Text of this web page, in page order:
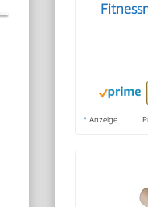
* Anzeige